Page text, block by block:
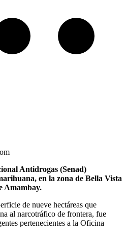
en la zona de Bella Vista
Amambay.
de nueve hectáreas que
al narcotráfico de frontera, fue
pertenecientes a la Oficina